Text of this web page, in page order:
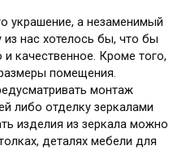
украшение, а незаменимый
нас хотелось бы, что бы
качественное. Кроме того,
помещения.
монтаж
либо отделку зеркалами
изделия из зеркала можно
деталях мебели для